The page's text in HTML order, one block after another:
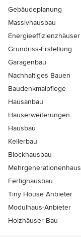
Gebäudeplanung
Massivhausbau
Energieeffizienzhäuser
Grundriss-Erstellung
Garagenbau
Nachhaltiges Bauen
Baudenkmalpflege
Hausanbau
Hauserweiterungen
Hausbau
Kellerbau
Blockhausbau
Mehrgenerationenhaus
Fertighausbau
Tiny House Anbieter
Modulhaus-Anbieter
Holzhäuser-Bau